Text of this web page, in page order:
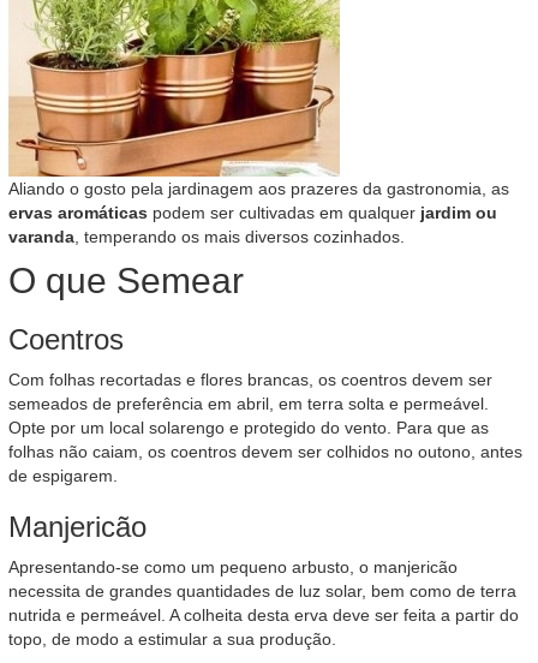
Aliando o gosto pela jardinagem aos prazeres da gastronomia, as
ervas aromáticas podem ser cultivadas em qualquer jardim ou
varanda , temperando os mais diversos cozinhados.
O que Semear
Coentros
Com folhas recortadas e flores brancas, os coentros devem ser
semeados de preferência em abril, em terra solta e permeável.
Opte por um local solarengo e protegido do vento. Para que as
folhas não caiam, os coentros devem ser colhidos no outono, antes
de espigarem.
Manjericão
Apresentando-se como um pequeno arbusto, o manjericão
necessita de grandes quantidades de luz solar, bem como de terra
nutrida e permeável. A colheita desta erva deve ser feita a partir do
topo, de modo a estimular a sua produção.